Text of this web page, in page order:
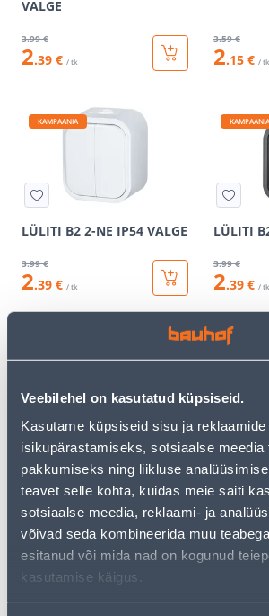
Veebilehel on kasutatud küpsiseid.
Kasutame küpsiseid sisu ja reklaamide
isikupärastamiseks, sotsiaalse meedia
pakkumiseks ning liikluse
teavet selle kohta, kuidas meie saiti
sotsiaalse meedia, reklaami- ja
võivad seda kombineerida muu
esitanud või mida nad on kogunud
kasutamise käigus.
VALGE
3.99 €
2.39 € / tk
3.59 €
2.15 € / tk
KAMPAANIA
LÜLITI B2 2-NE IP54 VALGE
3.99 €
2.39 € / tk
KAMPAANIA
LÜLITI
3.99 €
2.39 € / tk
VEKSELLÜLITI B2 IP54
VALGE
.86 €
2.32 €
KAMPAANIA
2.15 €